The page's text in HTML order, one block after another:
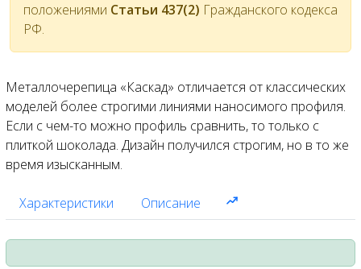
положениями Статьи 437(2) Гражданского кодекса
РФ.
Металлочерепица «Каскад» отличается от классических
моделей более строгими линиями наносимого профиля.
Если с чем-то можно профиль сравнить, то только с
плиткой шоколада. Дизайн получился строгим, но в то же
время изысканным.
Характеристики Описание